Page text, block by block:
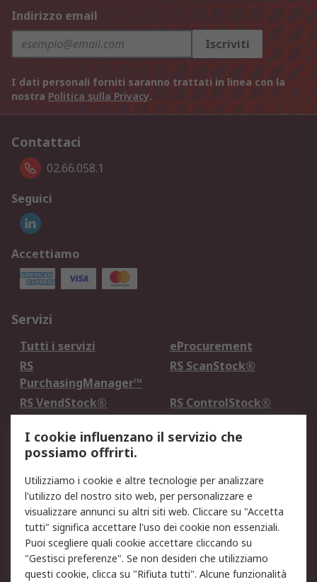
Indirizzo email
Iscriviti
I dati personali forniti saranno trattati in linea con la
nostra Politica sulla Privacy.
Contattaci
02.66.058.1
Seguici
Accettiamo
Servizi
Tutti i servizi
eProcurement
RS
PurchasingManager™
RS ScanStock®
RS VendStock®
RS ControlStock®
Legale
Informativa Cookie
Informativa Privacy -
Aggiornata
Email Security
Termini d'uso
Condizioni di vendita
Condizioni generali di
servizio
Etica e responsabilità
I cookie influenzano il servizio che
possiamo offrirti.
Utilizziamo i cookie e altre tecnologie per analizzare
l'utilizzo del nostro sito web, per personalizzare e
visualizzare annunci su altri siti web. Cliccare su "Accetta
tutti" significa accettare l'uso dei cookie non essenziali.
Puoi scegliere quali cookie accettare cliccando su
"Gestisci preferenze". Se non desideri che utilizziamo
questi cookie, clicca su "Rifiuta tutti". Alcune funzionalità